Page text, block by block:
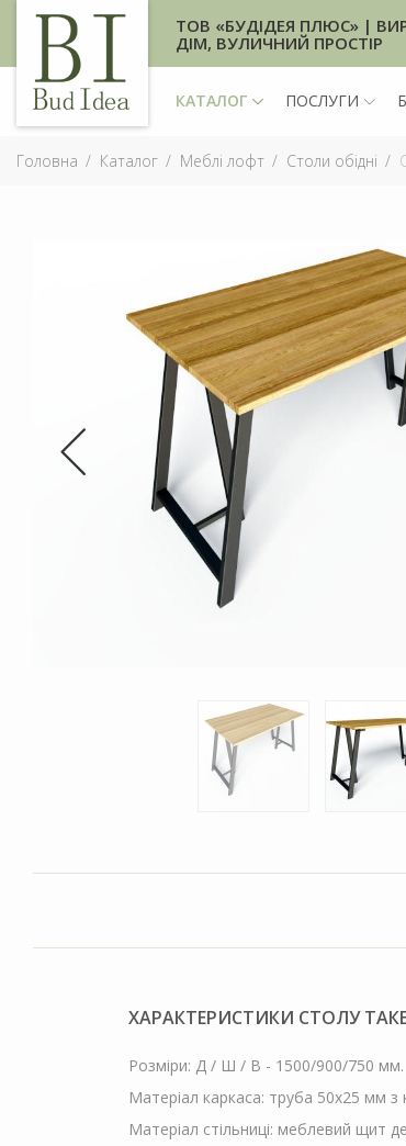
ТОВ «БУДІДЕЯ ПЛЮС» |
ДІМ, ВУЛИЧНИЙ ПРОСТІР
КАТАЛОГ ПОСЛУГИ
Головна Каталог Меблі лофт Столи обідні
ХАРАКТЕРИСТИКИ СТОЛУ
Розміри: Д / Ш / В - 1500/900/750 мм.
Матеріал каркаса: труба 50х25 мм з
Матеріал стільниці: меблевий щит